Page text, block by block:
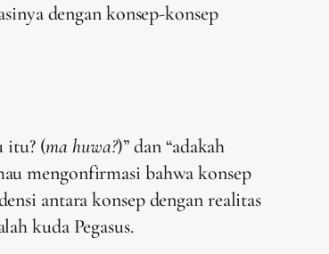
dengan konsep-konsep
itu? (ma huwa?)” dan “adakah
mengonfirmasi bahwa konsep
antara konsep dengan realitas
kuda Pegasus.